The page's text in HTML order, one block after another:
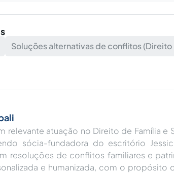
Soluções alternativas de conflitos (Direito
relevante atuação no Direito de Família e
sócia-fundadora do escritório
resoluções de conflitos familiares e
e humanizada, com o propósito